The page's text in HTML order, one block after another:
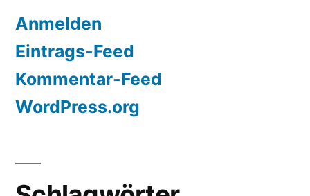
Anmelden
Eintrags-Feed
Kommentar-Feed
WordPress.org